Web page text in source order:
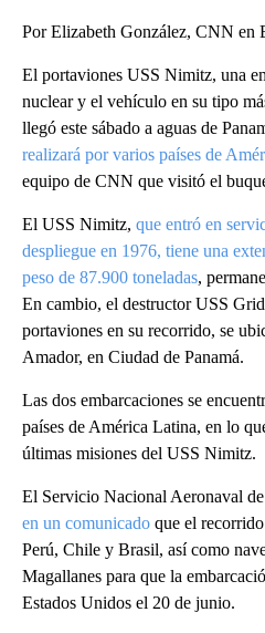
Por Elizabeth González, CNN en
El portaviones USS Nimitz, una
nuclear y el vehículo en su tipo
llegó este sábado a aguas de
realizará por varios países de
equipo de CNN que visitó el
El USS Nimitz, que entró en
despliegue en 1976, tiene una
peso de 87.900 toneladas,
En cambio, el destructor USS
portaviones en su recorrido, se
Amador, en Ciudad de Panamá.
Las dos embarcaciones se
países de América Latina, en lo
últimas misiones del USS Nimitz.
El Servicio Nacional Aeronaval
en un comunicado que el
Perú, Chile y Brasil, así como
Magallanes para que la
Estados Unidos el 20 de junio.